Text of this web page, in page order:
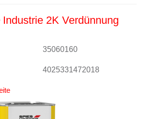
2K Verdünnung
35060160
4025331472018